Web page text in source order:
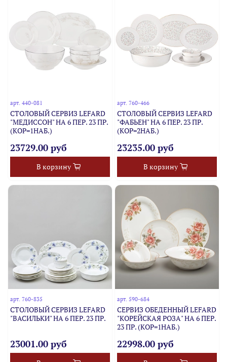
арт.440-081
СТОЛОВЫЙ СЕРВИЗ LEFARD
"МЕДИССОН" НА 6 ПЕР. 23 ПР.
(КОР=1НАБ.)
23729.00 руб
В корзину
арт. 760-466
СТОЛОВЫЙ СЕРВИЗ LEFARD
"ФАБЬЕН" НА 6 ПЕР. 23 ПР.
(КОР=2НАБ.)
23235.00 руб
В корзину
арт.760-835
СТОЛОВЫЙ СЕРВИЗ LEFARD
"ВАСИЛЬКИ" НА 6 ПЕР. 23 ПР.
23001.00 руб
арт. 590-684
СЕРВИЗ ОБЕДЕННЫЙ LEFARD
"КОРЕЙСКАЯ РОЗА" НА 6 ПЕР.
23 ПР. (КОР=1НАБ.)
22998.00 руб